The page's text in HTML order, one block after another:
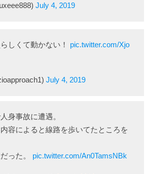
July 4, 2019
しくて動かない！ pic.twitter.com/Xjo
July 4, 2019
身事故に遭遇。
容によると線路を歩いてたところを
った。 pic.twitter.com/An0TamsNBk